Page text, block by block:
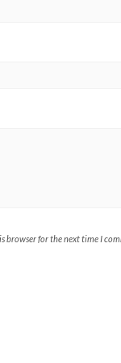
browser for the next time I